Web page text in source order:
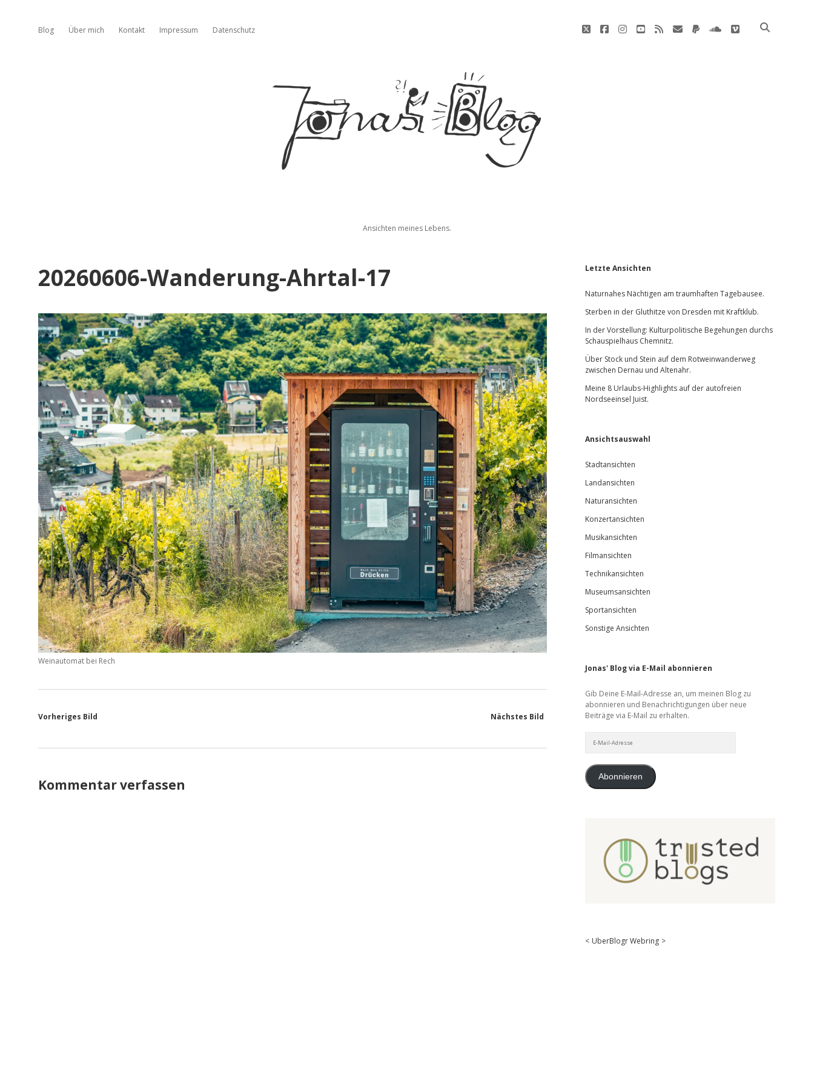
Blog Über mich Kontakt Impressum Datenschutz twitterfacebookinstagram
youtube
rss E-
paypalsoundcloud
vimeo
Jonas'
Blog
Ansichten meines Lebens.
20260606-Wanderung-Ahrtal-17
Weinautomat bei Rech
Vorheriges Bild Nächstes Bild
Kommentar verfassen
Sidebar
Letzte Ansichten
Naturnahes Nächtigen am traumhaften Tagebausee.
Sterben in der Gluthitze von Dresden mit Kraftklub.
In der Vorstellung: Kulturpolitische Begehungen durchs
Schauspielhaus Chemnitz.
Über Stock und Stein auf dem Rotweinwanderweg
zwischen Dernau und Altenahr.
Meine 8 Urlaubs-Highlights auf der autofreien
Nordseeinsel Juist.
Ansichtsauswahl
Stadtansichten
Landansichten
Naturansichten
Konzertansichten
Musikansichten
Filmansichten
Technikansichten
Museumsansichten
Sportansichten
Sonstige Ansichten
Jonas' Blog via E-Mail abonnieren
Gib Deine E-Mail-Adresse an, um meinen Blog zu
abonnieren und Benachrichtigungen über neue
Beiträge via E-Mail zu erhalten.
Mail-
Abonnieren
< UberBlogr Webring >